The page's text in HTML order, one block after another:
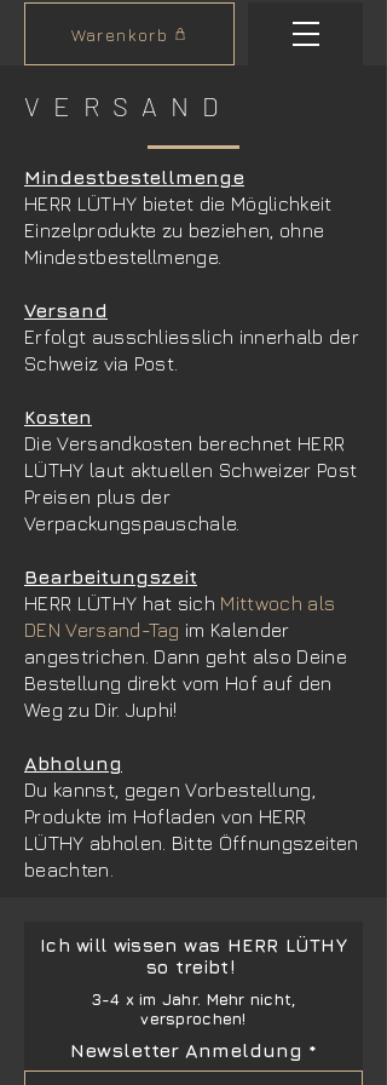
Warenkorb
VERSAND
Mindestbestellmenge
HERR LÜTHY bietet die Möglichkeit
Einzelprodukte zu beziehen, ohne
Mindestbestellmenge.
Versand
Erfolgt ausschliesslich innerhalb der
Schweiz via Post.
Kosten
Die Versandkosten berechnet HERR
LÜTHY laut aktuellen Schweizer Post
Preisen plus der
Verpackungspauschale.
Bearbeitungszeit
HERR LÜTHY hat sich Mittwoch als
DEN Versand-Tag im Kalender
angestrichen. Dann geht also Deine
Bestellung direkt vom Hof auf den
Weg zu Dir. Juphi!
Abholung
Du kannst, gegen Vorbestellung,
Produkte im Hofladen von HERR
LÜTHY abholen. Bitte Öffnungszeiten
beachten.
Ich will wissen was HERR LÜTHY
so treibt!
3-4 x im Jahr. Mehr nicht,
versprochen!
Newsletter Anmeldung